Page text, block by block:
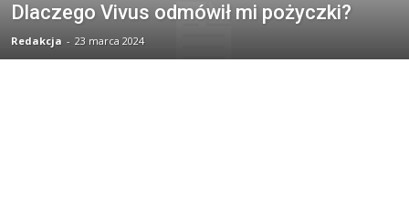
Dlaczego Vivus odmówił mi pożyczki?
Redakcja - 23 marca 2024